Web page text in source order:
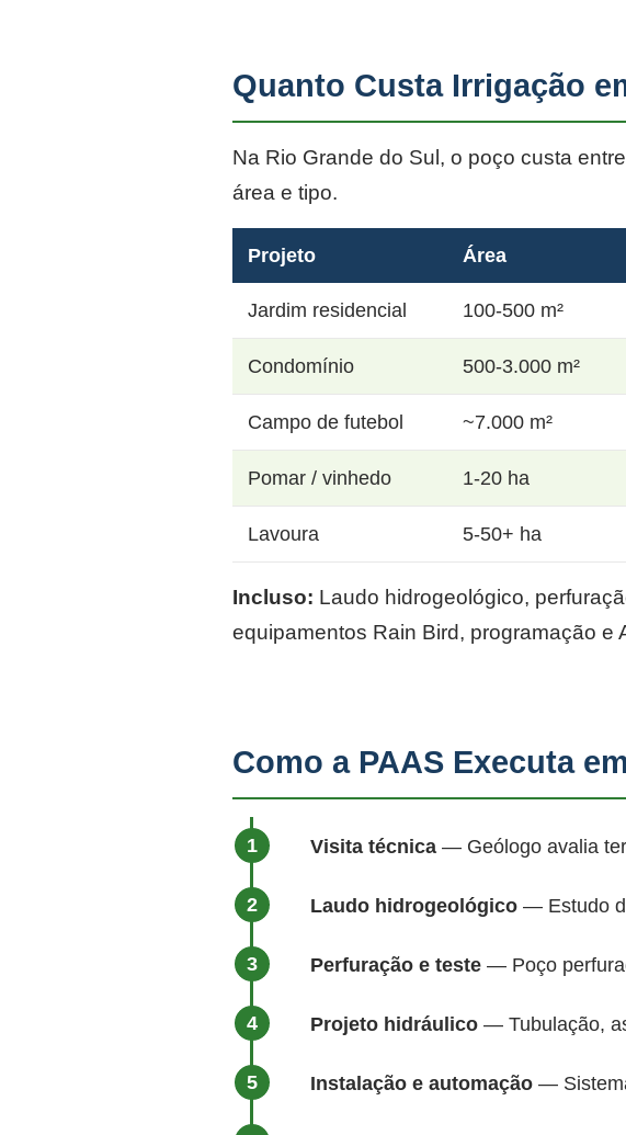
Quanto Custa Irrigação
Na Rio Grande do Sul, o poço custa entre
área e tipo.
Projeto Área
Jardim residencial 100-500 m²
Condomínio 500-3.000 m²
Campo de futebol ~7.000 m²
Pomar / vinhedo 1-20 ha
Lavoura 5-50+ ha
Incluso: Laudo hidrogeológico,
equipamentos Rain Bird, programação e
Como a PAAS Executa
Visita técnica — Geólogo avalia
Laudo hidrogeológico — Estudo
Perfuração e teste — Poço
Projeto hidráulico — Tubulação,
Instalação e automação —